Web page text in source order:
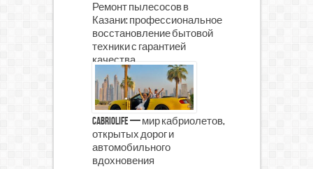
Ремонт пылесосов в
Казани: профессиональное
восстановление бытовой
техники с гарантией
качества
CabrioLife — мир кабриолетов,
открытых дорог и
автомобильного
вдохновения